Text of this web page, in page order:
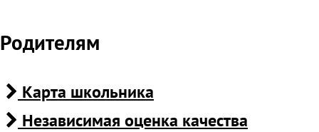
Родителям
Карта школьника
Независимая оценка качества